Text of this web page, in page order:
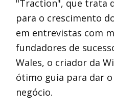
"Traction", que trata
para o crescimento
em entrevistas com
fundadores de
Wales, o criador da
ótimo guia para dar
negócio.